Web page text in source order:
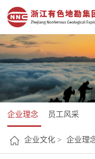
企业理念 员工风采
企业文化 > 企业理